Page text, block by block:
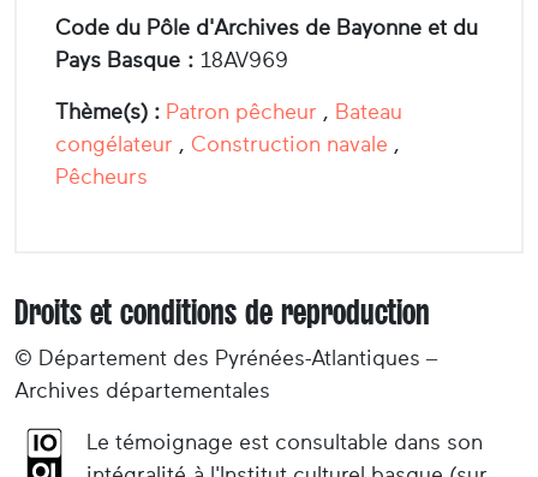
Code du Pôle d'Archives de Bayonne et du
Pays Basque : 18AV969
Thème(s) : Patron pêcheur , Bateau
congélateur , Construction navale ,
Pêcheurs
Droits et conditions de reproduction
© Département des Pyrénées-Atlantiques –
Archives départementales
Le témoignage est consultable dans son